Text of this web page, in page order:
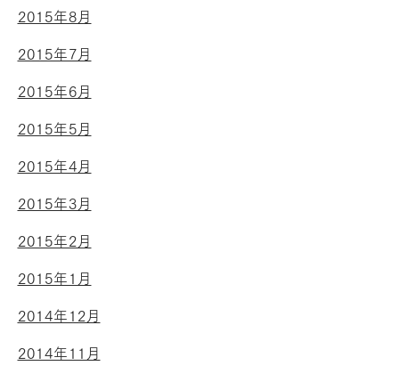
2015年8月
2015年7月
2015年6月
2015年5月
2015年4月
2015年3月
2015年2月
2015年1月
2014年12月
2014年11月